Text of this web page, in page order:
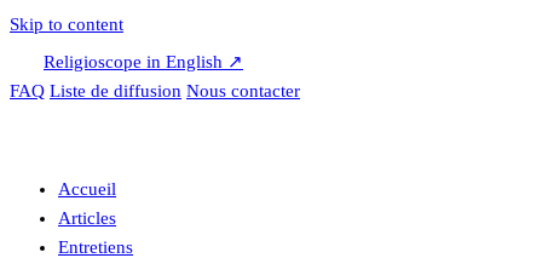
Skip to content
Religioscope in English ↗
FAQ Liste de diffusion Nous contacter
Accueil
Articles
Entretiens